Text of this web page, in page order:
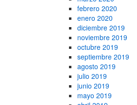
febrero 2020
enero 2020
diciembre 2019
noviembre 2019
octubre 2019
septiembre 2019
agosto 2019
julio 2019
junio 2019
mayo 2019